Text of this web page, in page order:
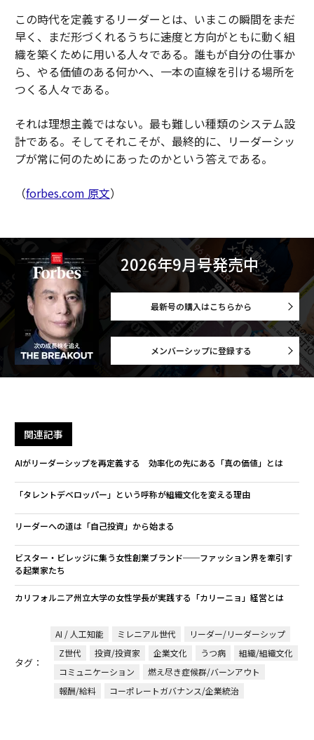
この時代を定義するリーダーとは、いまこの瞬間を――まだ
早く、まだ形づくれるうちに――速度と方向がともに動く組
織を築くために用いる人々である。誰もが自分の仕事か
ら、やる価値のある何かへ、一本の直線を引ける場所を
つくる人々である。
それは理想主義ではない。最も難しい種類のシステム設
計である。そしてそれこそが、最終的に、リーダーシッ
プが常に何のためにあったのかという答えである。
（forbes.com 原文）
2026年9月号発売中
最新号の購入はこちらから
メンバーシップに登録する
関連記事
AIがリーダーシップを再定義する 効率化の先にある「真の価値」とは
「タレントデベロッパー」という呼称が組織文化を変える理由
リーダーへの道は「自己投資」から始まる
ビスター・ビレッジに集う女性創業ブランド──ファッション界を牽引す
る起業家たち
カリフォルニア州立大学の女性学長が実践する「カリーニョ」経営とは
タグ：
AI / 人工知能 ミレニアル世代
リーダー/リーダーシップ
Z世代
投資/投資家 企業文化 うつ病
組織/組織文化
コミュニケーション
燃え尽き症候群/バーンアウト
報酬/給料
コーポレートガバナンス/企業統治